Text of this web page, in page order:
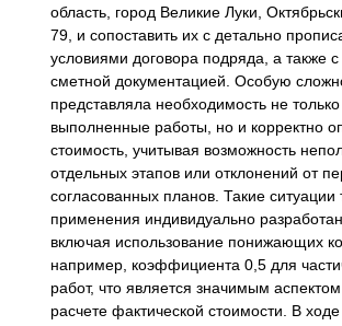
область, город Великие Луки,
79, и сопоставить их с детально
условиями договора подряда, а также
сметной документацией. Особую
представляла необходимость не
выполненные работы, но и корректно
стоимость, учитывая возможность
отдельных этапов или отклонений от
согласованных планов. Такие ситуации
применения индивидуально
включая использование понижающих
например, коэффициента 0,5 для
работ, что является значимым
расчете фактической стоимости. В